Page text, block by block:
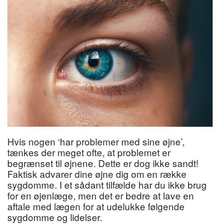
Hvis nogen ‘har problemer med sine øjne’,
tænkes der meget ofte, at problemet er
begrænset til øjnene. Dette er dog ikke sandt!
Faktisk advarer dine øjne dig om en række
sygdomme. I et sådant tilfælde har du ikke brug
for en øjenlæge, men det er bedre at lave en
aftale med lægen for at udelukke følgende
sygdomme og lidelser.